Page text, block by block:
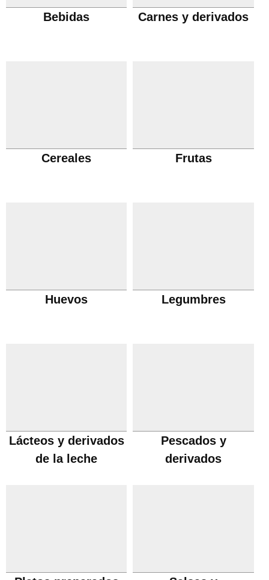
Bebidas Carnes y derivados
Cereales Frutas
Huevos Legumbres
Lácteos y derivados
de la leche
Pescados y
derivados